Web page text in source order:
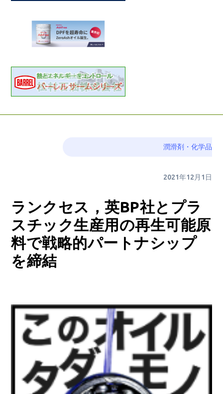
潤滑剤・化学品
2021年12月1日
ランクセス，英BP社とプラ
スチック生産用の再生可能原
料で戦略的パートナシップ
を締結